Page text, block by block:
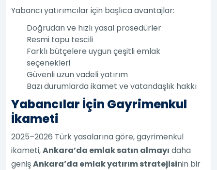
Yabancı yatırımcılar için başlıca avantajlar:
Doğrudan ve hızlı yasal prosedürler
Resmi tapu tescili
Farklı bütçelere uygun çeşitli emlak
seçenekleri
Güvenli uzun vadeli yatırım
Bazı durumlarda ikamet ve vatandaşlık hakkı
Yabancılar İçin Gayrimenkul
İkameti
2025–2026 Türk yasalarına göre, gayrimenkul
ikameti,Ankara’da emlak satın almayı daha
genişAnkara’da emlak yatırım stratejisinin bir